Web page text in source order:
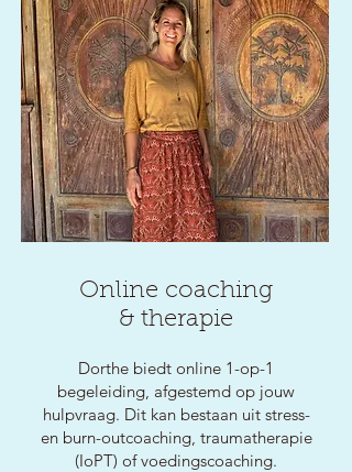
Online coaching
& therapie
Dorthe biedt online 1-op-1
begeleiding, afgestemd op jouw
hulpvraag. Dit kan bestaan uit stress-
en burn-outcoaching, traumatherapie
(IoPT) of voedingscoaching.